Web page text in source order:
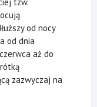
od nocy
od dnia
aż do
zazwyczaj na